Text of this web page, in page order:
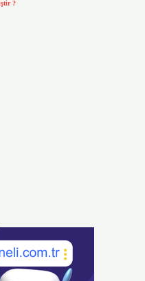
?